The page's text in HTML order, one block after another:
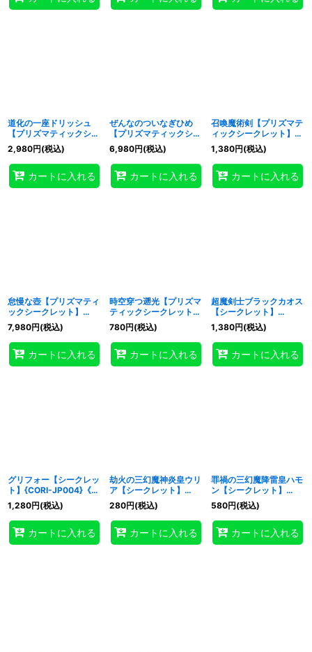
道化の一座ドリッシュ
【プリズマティックシー
クレット】{CORI-
JP042}《リンク》
2,980円(税込)
カートに入れる
ぜんなのついなぎひめ
【プリズマティックシー
クレット】{CORI-
JP043}《リンク》
6,980円(税込)
カートに入れる
召喚魔術剣【プリズマテ
ィックシークレット】
{CORI-JP053}《魔法》
1,380円(税込)
カートに入れる
怠慢な壺【プリズマティ
ックシークレット】
{CORI-JP061}《魔法》
7,980円(税込)
カートに入れる
時空穿つ遡光【プリズマ
ティックシークレット】
{CORI-JP079}《罠》
780円(税込)
カートに入れる
超魔剣士ブラックカオス
【シークレット】
{CORI-JP001}《モンス
ター》
1,380円(税込)
カートに入れる
グリフォー【シークレッ
ト】{CORI-JP004}《モ
ンスター》
1,280円(税込)
カートに入れる
劫火の三幻魔神炎皇ウリ
ア【シークレット】
{CORI-JP005}《モンス
ター》
280円(税込)
カートに入れる
罪禍の三幻魔降雷皇ハモ
ン【シークレット】
{CORI-JP006}《モンス
ター》
580円(税込)
カートに入れる